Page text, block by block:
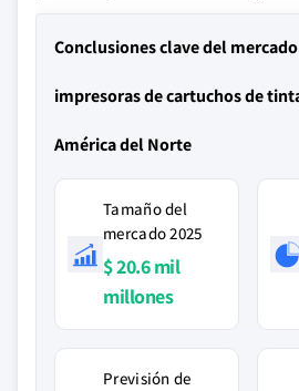
Conclusiones clave del
impresoras de cartuchos de
América del Norte
Tamaño del
mercado 2025
$ 20.6 mil
millones
Previsión de